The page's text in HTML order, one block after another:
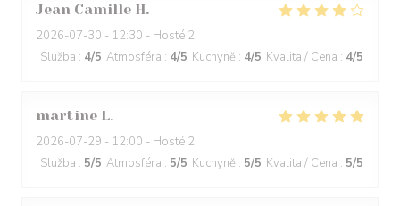
Jean Camille H
2026-07-30 - 12:30 - Hosté 2
Služba : 4/5 Atmosféra : 4/5 Kuchyně : 4/5 Kvalita / Cena : 4/5
martine L
2026-07-29 - 12:00 - Hosté 2
Služba : 5/5 Atmosféra : 5/5 Kuchyně : 5/5 Kvalita / Cena : 5/5